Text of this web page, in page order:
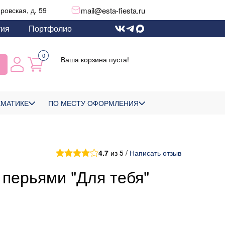
д. 59 mail@esta-fiesta.ru
Портфолио
0 Ваша корзина пуста!
ПО МЕСТУ ОФОРМЛЕНИЯ
4.7 из 5 / Написать отзыв
"Для тебя"